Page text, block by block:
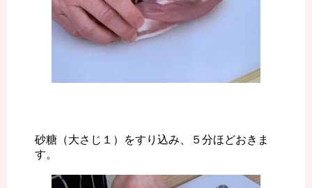
砂糖（大さじ１）をすり込み、５分ほどおきま
す。